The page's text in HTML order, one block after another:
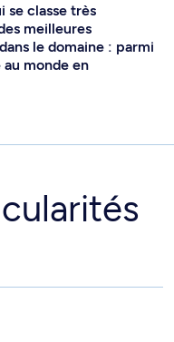
se classe très
meilleures
le domaine : parmi
monde en